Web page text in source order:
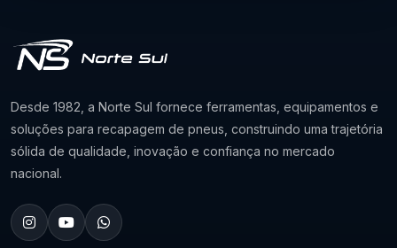
Desde 1982, a Norte Sul fornece ferramentas, equipamentos e
soluções para recapagem de pneus, construindo uma trajetória
sólida de qualidade, inovação e confiança no mercado
nacional.